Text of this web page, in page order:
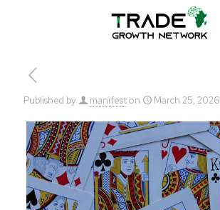
Published by manifeston March 25, 2026